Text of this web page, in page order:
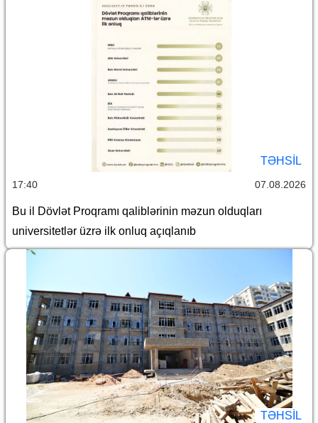
TƏHSIL
17:40 07.08.2026
Bu il Dövlət Proqramı qaliblərinin məzun olduqları
universitetlər üzrə ilk onluq açıqlanıb
TƏHSIL